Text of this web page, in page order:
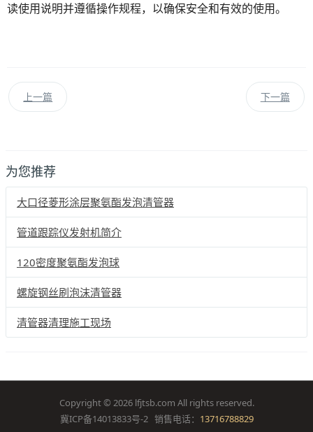
读使用说明并遵循操作规程，以确保安全和有效的使用。
上一篇 下一篇
为您推荐
大口径菱形涂层聚氨酯发泡清管器
管道跟踪仪发射机简介
120密度聚氨酯发泡球
螺旋钢丝刷泡沫清管器
清管器清理施工现场
Copyright © 2026 lfjtsb.com All rights reserved.
冀ICP备14013833号-2 销售电话： 13716788829